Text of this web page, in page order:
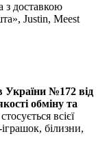
доставкою
Justin, Meest
України №172 від
обміну та
всієї
білизни,